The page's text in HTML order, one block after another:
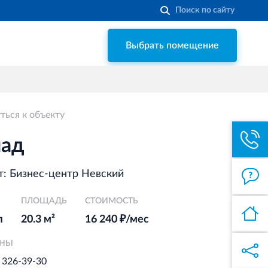
Строительная система ROSSTRO‐
Торгово-развлекательный центр
Вернисаж в Кингисеппе
Выбрать помещение
к объекту
Бизнес-центр Невский
ПЛОЩАДЬ
20.3 м²
СТОИМОСТЬ
16 240 ₽/мес
326-39-30